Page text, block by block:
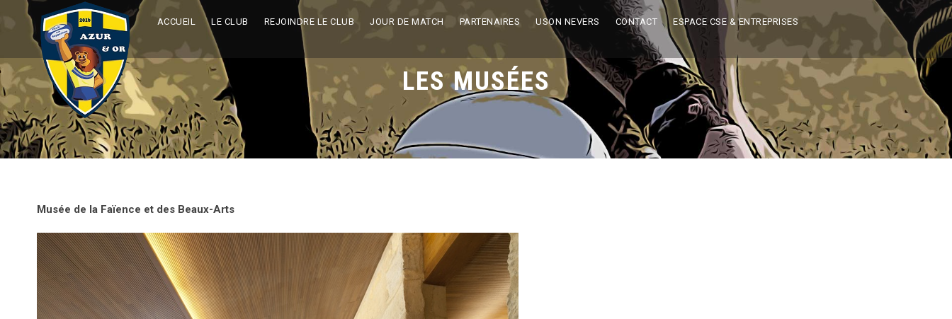
ACCUEIL LE CLUB REJOINDRE LE CLUB JOUR DE MATCH PARTENAIRES USON NEVERS CONTACT ESPACE CSE & ENTREPRISES
LES MUSÉES
Musée de la Faïence et des Beaux-Arts